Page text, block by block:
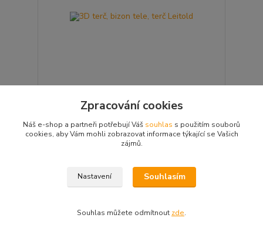
3D terč, bizon tele, terč Leitold
3D terč, bizon tele IFAA : 1Zóna: 27 cm Hmotnost:
13 kg Výška: 76 cm Šířka: 30 cm Délka: 110 cm
Skupina WA Group: 1Počet bodovacích zón: 2
12 500 Kč/ks
Skladem centrální
Zpracování cookies
Náš e-shop a partneři potřebují Váš souhlas s použitím souborů
cookies, aby Vám mohli zobrazovat informace týkající se Vašich
zájmů.
Nastavení Souhlasím
Souhlas můžete odmítnout zde.